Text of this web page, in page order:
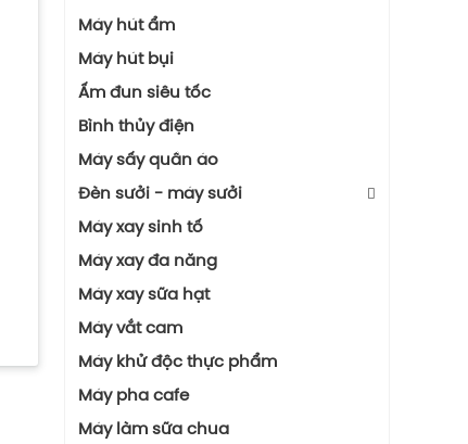
Quạt Điều Hòa Raika - Đạt Tường
Quạt Điều Hòa Daikio
Quạt Điều Hòa Daikiosan
Quạt Điều Hòa Erito
Máy hút ẩm
Máy hút bụi
Ấm đun siêu tốc
Bình thủy điện
Máy sấy quần áo
Đèn sưởi - máy sưởi
Quạt Sưởi
Máy Sưởi Dầu
Đèn Sưởi Nhà Tắm
Máy Sưởi
Máy xay sinh tố
Máy xay đa năng
Máy xay sữa hạt
Máy vắt cam
Máy khử độc thực phẩm
Máy pha cafe
Máy làm sữa chua